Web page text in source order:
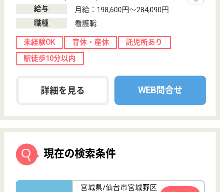
ライフワンズ株式会社 ( 厚生労働大臣許可 )13- ユ -303765
Copyright©LifeOnes Ltd. All Rights Reserved